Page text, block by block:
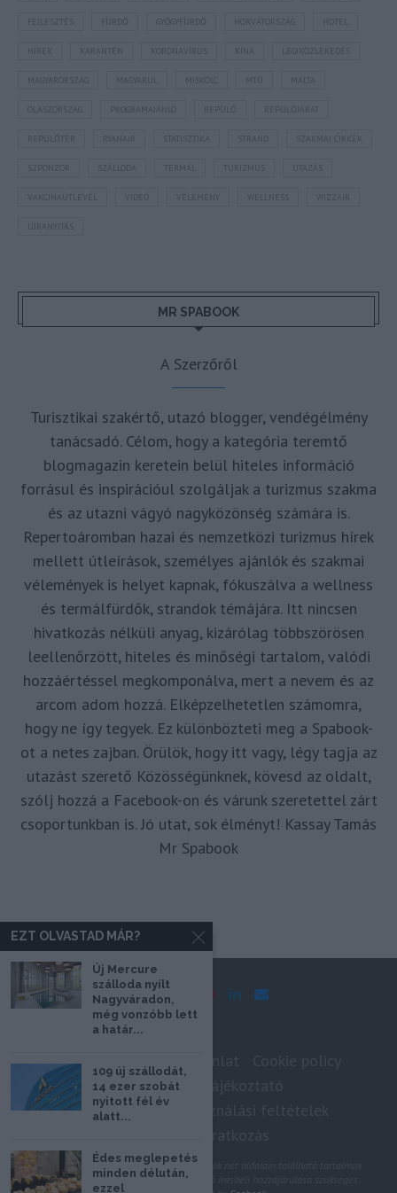
FEJLESZTÉS HORVÁTORSZÁG HOTEL
KARANTÉN LÉGIKÖZLEKEDÉS
MAGYARORSZÁG MTÜ MÁLTA
OLASZORSZÁG REPÜLŐJÁRAT
REPÜLŐTÉR STATISZTIKA STRAND SZAKMAI CIKKEK
SZPONZOR SZÁLLODA TERMÁL TURIZMUS UTAZÁS
VAKCINAÚTLEVÉL WIZZAIR
ÚJRANYITÁS
MR SPABOOK
A Szerzőről
Turisztikai szakértő, utazó blogger, vendégélmény
tanácsadó. Célom, hogy a kategória teremtő
blogmagazin keretein belül hiteles információ
forrásul és inspirációul szolgáljak a turizmus szakma
és az utazni vágyó nagyközönség számára is.
Repertoáromban hazai és nemzetközi turizmus hírek
mellett útleírások, személyes ajánlók és szakmai
vélemények is helyet kapnak, fókuszálva a wellness
és termálfürdők, strandok témájára. Itt nincsen
hivatkozás nélküli anyag, kizárólag többszörösen
leellenőrzött, hiteles és minőségi tartalom, valódi
hozzáértéssel megkomponálva, mert a nevem és az
arcom adom hozzá. Elképzelhetetlen számomra,
hogy ne így tegyek. Ez különbözteti meg a Spabook-
ot a netes zajban. Örülök, hogy itt vagy, légy tagja az
utazást szerető Közösségünknek, kövesd az oldalt,
szólj hozzá a Facebook-on és várunk szeretettel zárt
csoportunkban is. Jó utat, sok élményt! Kassay Tamás
Mr Spabook
Impresszum
Adatkezelési tájékoztató
Szerzői jogok, felhasználási feltételek
@2020 - Minden jog fenntartva. A Spabook.net oldalain található tartalmak
felhasználásához, újraközléséhez a szerző írásbeli hozzájárulása szükséges.
EZT OLVASTAD MÁR?
Új Mercure
szálloda nyílt
Nagyváradon,
még vonzóbb lett
a határ...
109 új szállodát,
14 ezer szobát
nyitott fél év
alatt...
Édes meglepetés
minden délután,
ezzel